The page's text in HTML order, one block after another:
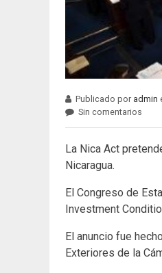
Publicado por admin
Sin comentarios
La Nica Act
Nicaragua.
El Congreso de
Investment
El anuncio fue
Exteriores de la